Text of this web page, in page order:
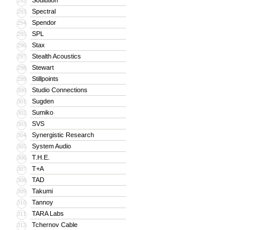
293 Spectral
294 Spendor
295 SPL
296 Stax
297 Stealth Acoustics
298 Stewart
299 Stillpoints
300 Studio Connections
301 Sugden
302 Sumiko
303 SVS
304 Synergistic Research
305 System Audio
306 T.H.E.
307 T+A
308 TAD
309 Takumi
310 Tannoy
311 TARA Labs
312 Tchernov Cable